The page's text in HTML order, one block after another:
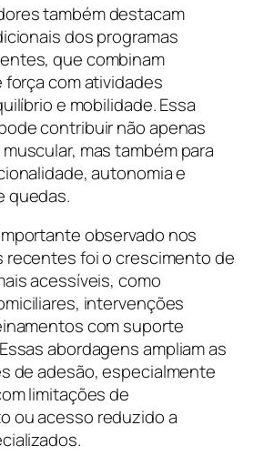
também destacam
dos programas
que combinam
com atividades
e mobilidade. Essa
contribuir não apenas
mas também para
autonomia e
quedas.
observado nos
recentes foi o crescimento de
acessíveis, como
intervenções
com suporte
abordagens ampliam as
de adesão, especialmente
limitações de
ou acesso reduzido a